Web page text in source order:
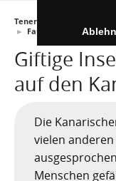
Die
Teneriffa Inselmagazin
► Fauna Giftige
Giftige
auf den
Die
vielen
Menschen